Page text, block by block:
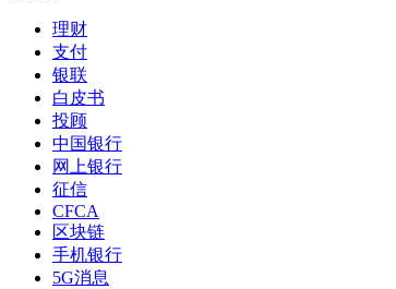
理财
支付
银联
白皮书
投顾
中国银行
网上银行
征信
CFCA
区块链
手机银行
5G消息